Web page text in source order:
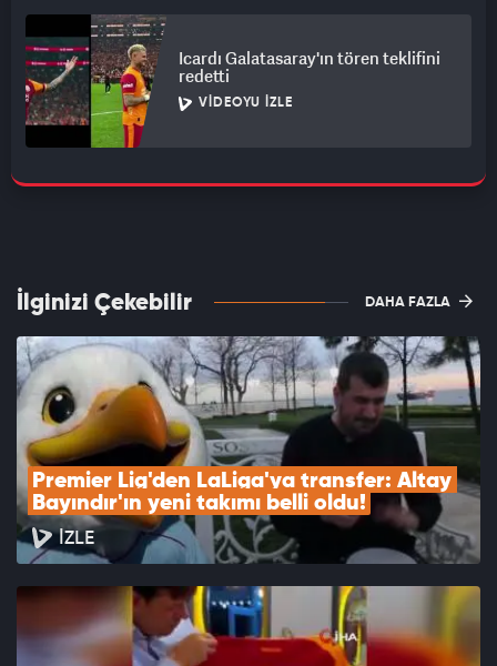
Icardı Galatasaray'ın tören teklifini
redetti
VIDEOYU İZLE
İlginizi Çekebilir DAHA FAZLA
Premier Lig'den LaLiga'ya transfer: Altay
Bayındır'ın yeni takımı belli oldu!
İZLE